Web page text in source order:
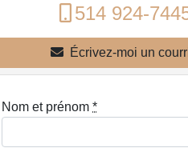
514 924-
Écrivez-moi un
Nom et prénom *